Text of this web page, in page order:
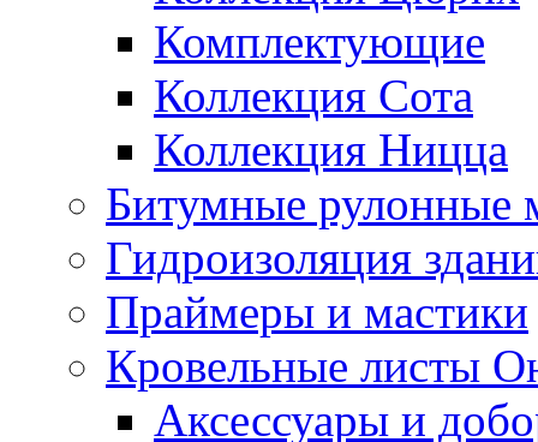
Комплектующие
Коллекция Сота
Коллекция Ницца
Битумные рулонные
Гидроизоляция
Праймеры и мастики
Кровельные листы
Аксессуары и